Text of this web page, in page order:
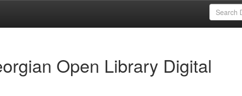
Open Library Digital